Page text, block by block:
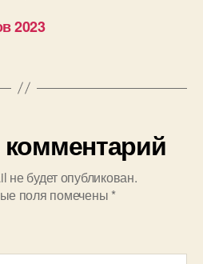
2023
будет опубликован.
поля помечены *